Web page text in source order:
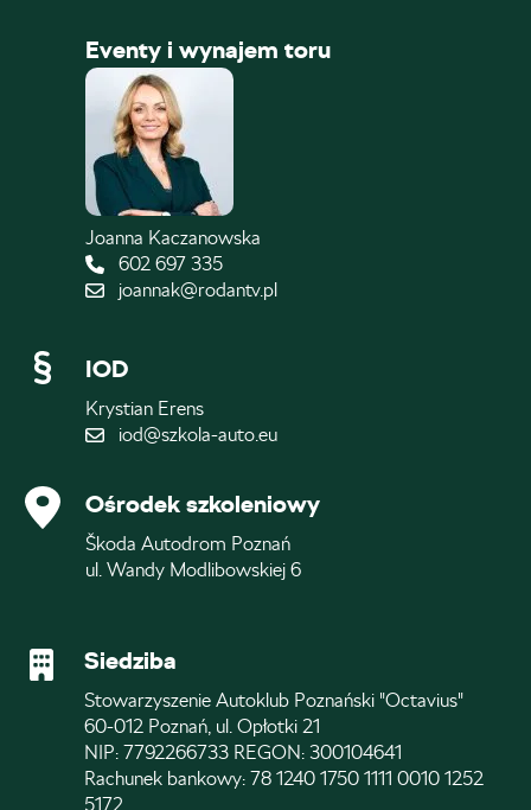
Eventy i wynajem toru
Joanna Kaczanowska
602 697 335
joannak@rodantv.pl
IOD
Krystian Erens
iod@szkola-auto.eu
Ośrodek szkoleniowy
Škoda Autodrom Poznań
ul. Wandy Modlibowskiej 6
Siedziba
Stowarzyszenie Autoklub Poznański "Octavius"
60-012 Poznań, ul. Opłotki 21
NIP: 7792266733 REGON: 300104641
Rachunek bankowy: 78 1240 1750 1111 0010 1252
5172